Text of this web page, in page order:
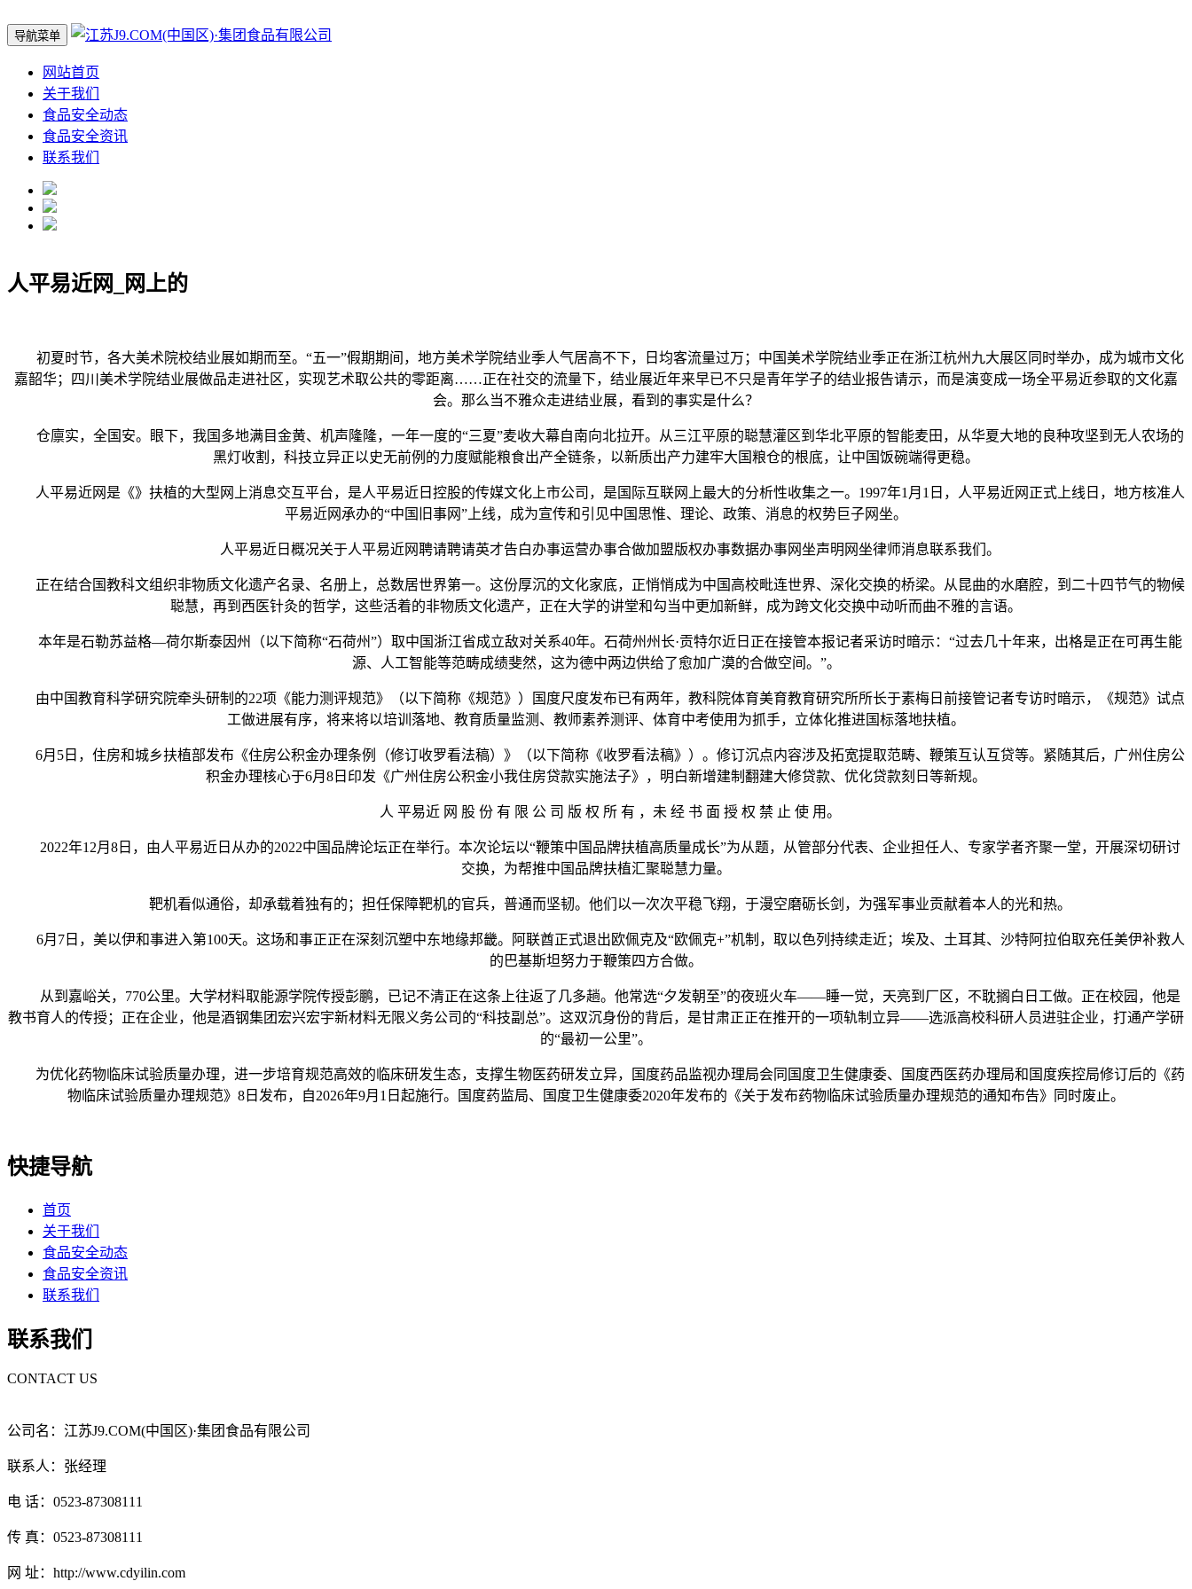
导航菜单
网站首页
关于我们
食品安全动态
食品安全资讯
联系我们
人平易近网_网上的
初夏时节，各大美术院校结业展如期而至。“五一”假期期间，地方美术学院结业季人气居高不下，日均客流量过万；中国美术学院结业季正在浙江杭州九大展区同时举办，成为城市文化
嘉韶华；四川美术学院结业展做品走进社区，实现艺术取公共的零距离……正在社交的流量下，结业展近年来早已不只是青年学子的结业报告请示，而是演变成一场全平易近参取的文化嘉
会。那么当不雅众走进结业展，看到的事实是什么？
仓廪实，全国安。眼下，我国多地满目金黄、机声隆隆，一年一度的“三夏”麦收大幕自南向北拉开。从三江平原的聪慧灌区到华北平原的智能麦田，从华夏大地的良种攻坚到无人农场的
黑灯收割，科技立异正以史无前例的力度赋能粮食出产全链条，以新质出产力建牢大国粮仓的根底，让中国饭碗端得更稳。
人平易近网是《》扶植的大型网上消息交互平台，是人平易近日控股的传媒文化上市公司，是国际互联网上最大的分析性收集之一。1997年1月1日，人平易近网正式上线日，地方核准人
平易近网承办的“中国旧事网”上线，成为宣传和引见中国思惟、理论、政策、消息的权势巨子网坐。
人平易近日概况关于人平易近网聘请聘请英才告白办事运营办事合做加盟版权办事数据办事网坐声明网坐律师消息联系我们。
正在结合国教科文组织非物质文化遗产名录、名册上，总数居世界第一。这份厚沉的文化家底，正悄悄成为中国高校毗连世界、深化交换的桥梁。从昆曲的水磨腔，到二十四节气的物候
聪慧，再到西医针灸的哲学，这些活着的非物质文化遗产，正在大学的讲堂和勾当中更加新鲜，成为跨文化交换中动听而曲不雅的言语。
本年是石勒苏益格—荷尔斯泰因州（以下简称“石荷州”）取中国浙江省成立敌对关系40年。石荷州州长·贡特尔近日正在接管本报记者采访时暗示：“过去几十年来，出格是正在可再生能
源、人工智能等范畴成绩斐然，这为德中两边供给了愈加广漠的合做空间。”。
由中国教育科学研究院牵头研制的22项《能力测评规范》（以下简称《规范》）国度尺度发布已有两年，教科院体育美育教育研究所所长于素梅日前接管记者专访时暗示，《规范》试点
工做进展有序，将来将以培训落地、教育质量监测、教师素养测评、体育中考使用为抓手，立体化推进国标落地扶植。
6月5日，住房和城乡扶植部发布《住房公积金办理条例（修订收罗看法稿）》（以下简称《收罗看法稿》）。修订沉点内容涉及拓宽提取范畴、鞭策互认互贷等。紧随其后，广州住房公
积金办理核心于6月8日印发《广州住房公积金小我住房贷款实施法子》，明白新增建制翻建大修贷款、优化贷款刻日等新规。
人 平易近 网 股 份 有 限 公 司 版 权 所 有 ，未 经 书 面 授 权 禁 止 使 用。
2022年12月8日，由人平易近日从办的2022中国品牌论坛正在举行。本次论坛以“鞭策中国品牌扶植高质量成长”为从题，从管部分代表、企业担任人、专家学者齐聚一堂，开展深切研讨
交换，为帮推中国品牌扶植汇聚聪慧力量。
靶机看似通俗，却承载着独有的；担任保障靶机的官兵，普通而坚韧。他们以一次次平稳飞翔，于漫空磨砺长剑，为强军事业贡献着本人的光和热。
6月7日，美以伊和事进入第100天。这场和事正正在深刻沉塑中东地缘邦畿。阿联酋正式退出欧佩克及“欧佩克+”机制，取以色列持续走近；埃及、土耳其、沙特阿拉伯取充任美伊补救人
的巴基斯坦努力于鞭策四方合做。
从到嘉峪关，770公里。大学材料取能源学院传授彭鹏，已记不清正在这条上往返了几多趟。他常选“夕发朝至”的夜班火车——睡一觉，天亮到厂区，不耽搁白日工做。正在校园，他是
教书育人的传授；正在企业，他是酒钢集团宏兴宏宇新材料无限义务公司的“科技副总”。这双沉身份的背后，是甘肃正正在推开的一项轨制立异——选派高校科研人员进驻企业，打通产学研
的“最初一公里”。
为优化药物临床试验质量办理，进一步培育规范高效的临床研发生态，支撑生物医药研发立异，国度药品监视办理局会同国度卫生健康委、国度西医药办理局和国度疾控局修订后的《药
物临床试验质量办理规范》8日发布，自2026年9月1日起施行。国度药监局、国度卫生健康委2020年发布的《关于发布药物临床试验质量办理规范的通知布告》同时废止。
快捷导航
首页
关于我们
食品安全动态
食品安全资讯
联系我们
联系我们
CONTACT US
公司名：江苏J9.COM(中国区)·集团食品有限公司
联系人：张经理
电 话：0523-87308111
传 真：0523-87308111
网 址：http://www.cdyilin.com